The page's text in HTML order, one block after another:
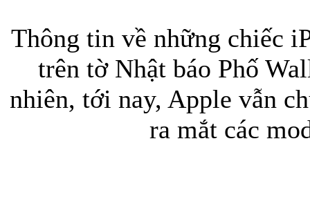
Thông tin về những chiếc
trên tờ Nhật báo Phố
nhiên, tới nay, Apple vẫn
ra mắt các